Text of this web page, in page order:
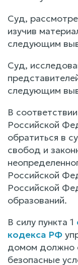
Суд,
изучив
следующим
Суд,
следующим
В
Российской
обратиться в
свобод и
Российской
Российской
образований.
В силу пункта 1
кодекса РФ
домом должно
безопасные